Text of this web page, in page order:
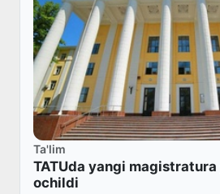
Ta'lim
TATUda yangi magistratura
ochildi